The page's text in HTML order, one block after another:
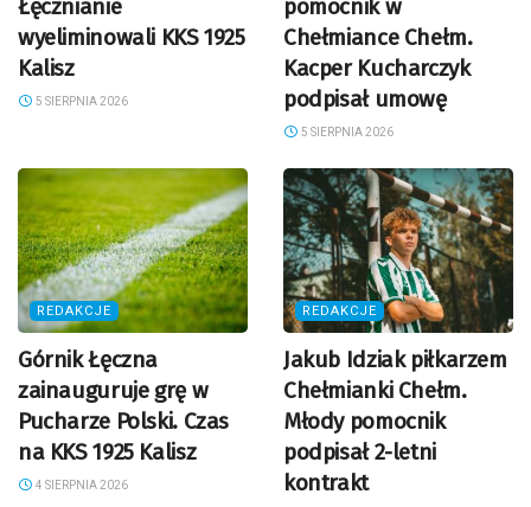
Łęcznianie
wyeliminowali KKS 1925
Kalisz
5 SIERPNIA 2026
pomocnik w
Chełmiance Chełm.
Kacper Kucharczyk
podpisał umowę
5 SIERPNIA 2026
REDAKCJE
Górnik Łęczna
zainauguruje grę w
Pucharze Polski. Czas
na KKS 1925 Kalisz
4 SIERPNIA 2026
REDAKCJE
Jakub Idziak piłkarzem
Chełmianki Chełm.
Młody pomocnik
podpisał 2-letni
kontrakt